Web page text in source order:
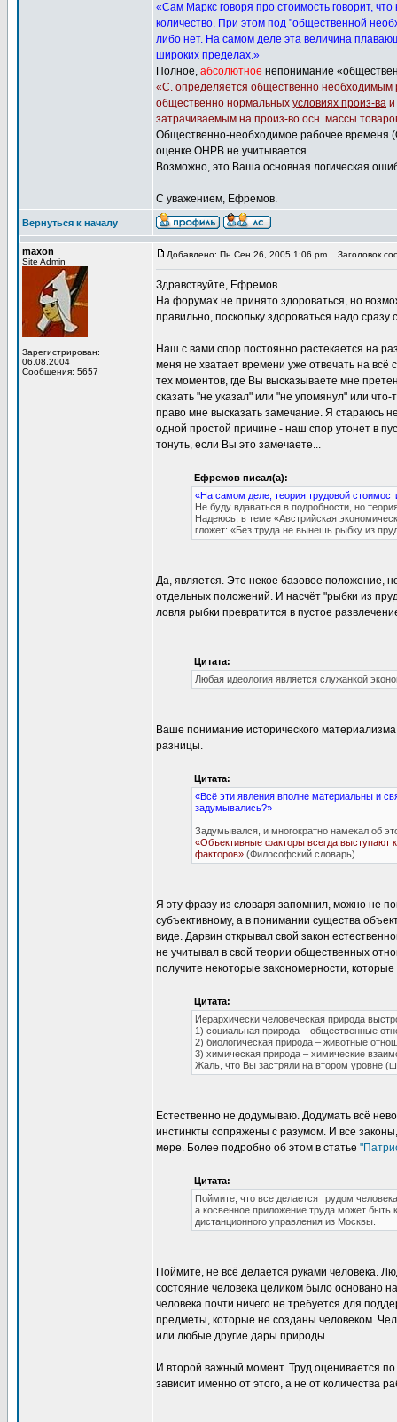
«Сам Маркс говоря про стоимость говорит,
количество. При этом под "общественной
либо нет. На самом деле эта величина
широких пределах.»
Полное, абсолютное непонимание
«С. определяется общественно необходимым
общественно нормальных условиях произ-ва и
затрачиваемым на произ-во осн. массы
Общественно-необходимое рабочее временя
оценке ОНРВ не учитывается.
Возможно, это Ваша основная логическая
С уважением, Ефремов.
Вернуться к началу
maxon
Site Admin
Зарегистрирован:
06.08.2004
Сообщения: 5657
Добавлено: Пн Сен 26, 2005 1:06 pm Заголовок
Здравствуйте, Ефремов.
На форумах не принято здороваться, но
правильно, поскольку здороваться надо
Наш с вами спор постоянно растекается на
меня не хватает времени уже отвечать на всё
тех моментов, где Вы высказываете мне
сказать "не указал" или "не упомянул" или
право мне высказать замечание. Я стараюсь
одной простой причине - наш спор утонет в
тонуть, если Вы это замечаете...
Ефремов писал(а):
«На самом деле, теория трудовой
Не буду вдаваться в подробности, но
Надеюсь, в теме «Австрийская
гложет: «Без труда не вынешь рыбку из
Да, является. Это некое базовое положение,
отдельных положений. И насчёт "рыбки из
ловля рыбки превратится в пустое
Цитата:
Любая идеология является служанкой
Ваше понимание исторического
разницы.
Цитата:
«Всё эти явления вполне материальны и
задумывались?»
Задумывался, и многократно намекал об
«Объективные факторы всегда выступают
факторов» (Философский словарь)
Я эту фразу из словаря запомнил, можно не
субъективному, а в понимании существа
виде. Дарвин открывал свой закон
не учитывал в свой теории общественных
получите некоторые закономерности,
Цитата:
Иерархически человеческая природа
1) социальная природа – общественные
2) биологическая природа – животные
3) химическая природа – химические
Жаль, что Вы застряли на втором уровне
Естественно не додумываю. Додумать всё
инстинкты сопряжены с разумом. И все
мере. Более подробно об этом в статье
Цитата:
Поймите, что все делается трудом
а косвенное приложение труда может быть
дистанционного управления из Москвы.
Поймите, не всё делается руками человека.
состояние человека целиком было основано
человека почти ничего не требуется для
предметы, которые не созданы человеком.
или любые другие дары природы.
И второй важный момент. Труд оценивается
зависит именно от этого, а не от количества